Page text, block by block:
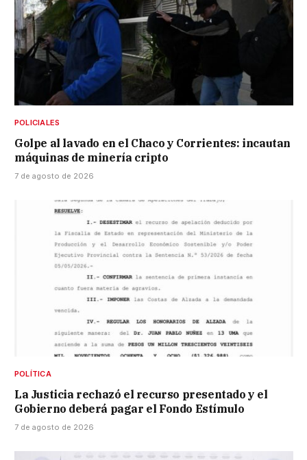
POLICIALES
Golpe al lavado en el Chaco y Corrientes: incautan
máquinas de minería cripto
7 de agosto de 2026
POLÍTICA
La Justicia rechazó el recurso presentado y el
Gobierno deberá pagar el Fondo Estímulo
7 de agosto de 2026